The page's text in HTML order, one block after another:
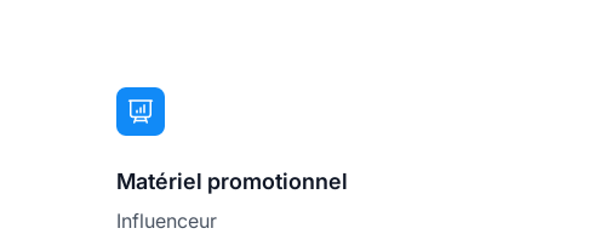
Matériel promotionnel
Influenceur